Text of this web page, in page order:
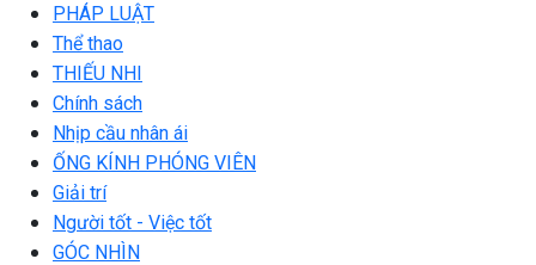
PHÁP LUẬT
Thể thao
THIẾU NHI
Chính sách
Nhịp cầu nhân ái
ỐNG KÍNH PHÓNG VIÊN
Giải trí
Người tốt - Việc tốt
GÓC NHÌN